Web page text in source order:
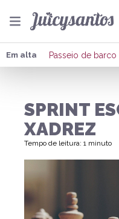
Em alta Passeio de barco
SPRINT
XADREZ
Tempo de leitura: 1 minuto